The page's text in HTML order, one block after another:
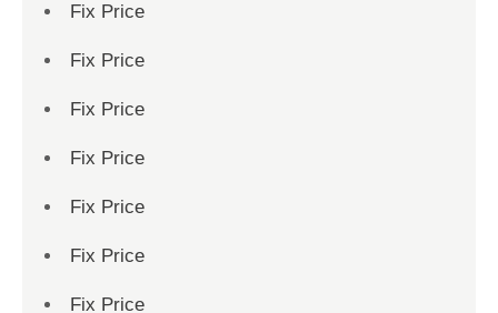
Fix Price
Fix Price
Fix Price
Fix Price
Fix Price
Fix Price
Fix Price